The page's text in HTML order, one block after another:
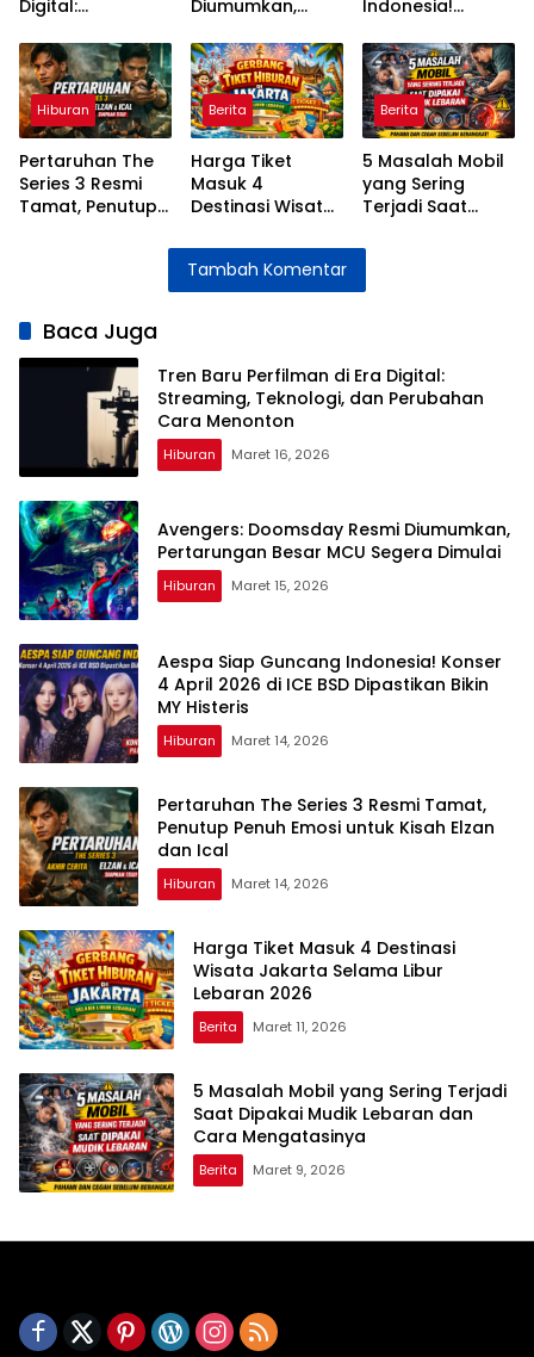
Digital:
Teknologi, dan
Perubahan Cara
Menonton
Diumumkan,
Besar MCU
Segera Dimulai
Indonesia!
2026 di ICE BSD
Dipastikan Bikin
MY Histeris
Hiburan
Pertaruhan The
Series 3 Resmi
Tamat, Penutup
Berita
Harga Tiket
Masuk 4
Destinasi Wisata
Libur Lebaran
2026
Berita
5 Masalah Mobil
yang Sering
Terjadi Saat
Lebaran dan
Mengatasinya
Tambah Komentar
Baca Juga
Tren Baru Perfilman di Era Digital:
Streaming, Teknologi, dan Perubahan
Cara Menonton
Hiburan Maret 16, 2026
Avengers: Doomsday Resmi Diumumkan,
Pertarungan Besar MCU Segera Dimulai
Hiburan Maret 15, 2026
Aespa Siap Guncang Indonesia! Konser
4 April 2026 di ICE BSD Dipastikan Bikin
MY Histeris
Hiburan Maret 14, 2026
Pertaruhan The Series 3 Resmi Tamat,
Penutup Penuh Emosi untuk Kisah Elzan
dan Ical
Hiburan Maret 14, 2026
Harga Tiket Masuk 4 Destinasi
Wisata Jakarta Selama Libur
Lebaran 2026
Berita Maret 11, 2026
5 Masalah Mobil yang Sering Terjadi
Saat Dipakai Mudik Lebaran dan
Cara Mengatasinya
Berita Maret 9, 2026